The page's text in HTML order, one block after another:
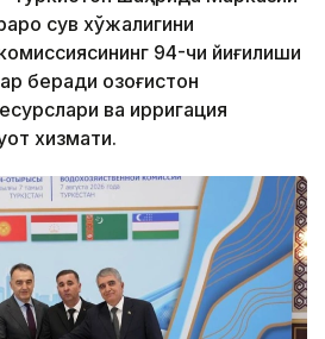
сув хўжалигини
94-чи йиғилиши
беради Қозоғистон
ва ирригация
хизмати.